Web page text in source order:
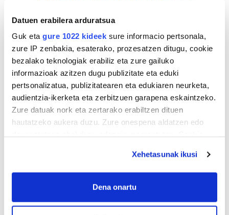
Datuen erabilera arduratsua
Guk eta gure 1022 kideek sure informacio pertsonala,
zure IP zenbakia, esaterako, prozesatzen ditugu, cookie
bezalako teknologiak erabiliz eta zure gailuko
informazioak azitzen dugu publizitate eta eduki
pertsonalizatua, publizitatearen eta edukiaren neurketa,
audientzia-ikerketa eta zerbitzuen garapena eskaintzeko.
Zure datuak nork eta zertarako erabiltzen dituen
hautatzeko aukera duzu. Zure onespena aldatzen edo
If you allow, we would also like to:
Collect information about your geographical
Xehetasunak ikusi
Dena onartu
BELARRAK EKODENDA